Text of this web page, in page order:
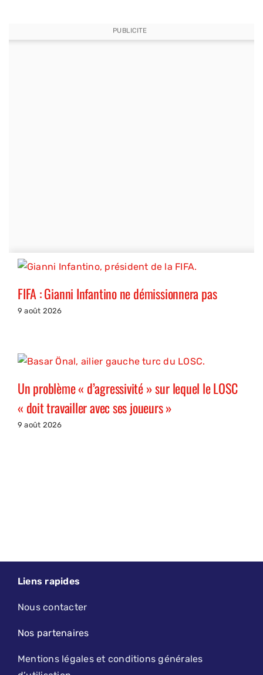
PUBLICITE
FIFA : Gianni Infantino ne démissionnera pas
9 août 2026
Un problème « d’agressivité » sur lequel le LOSC
« doit travailler avec ses joueurs »
9 août 2026
Liens rapides
Nous contacter
Nos partenaires
Mentions légales et conditions générales